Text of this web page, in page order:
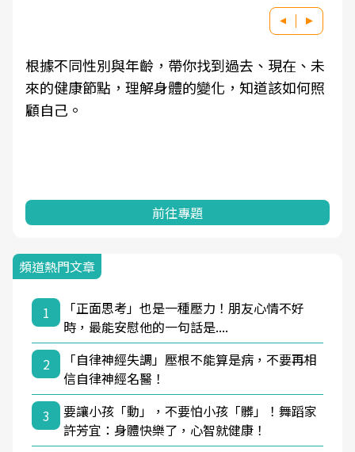
根據不同性別與年齡，帶你找到過去、現在、未
來的健康節點，理解身體的變化，知道該如何照
顧自己。
前往專題
頻道熱門文章
1
「正面思考」也是一種壓力！朋友心情不好
時，最能安慰他的一句話是....
2
「自律神經失調」壓根不能算是病，不要再相
信自律神經名醫！
3
要讓小孩「動」，不要怕小孩「髒」！舞蹈家
許芳宜：身體快樂了，心智就健康！